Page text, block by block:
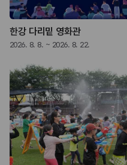
한강 다리밑 영화관
2026. 8. 8. ~ 2026. 8. 22.